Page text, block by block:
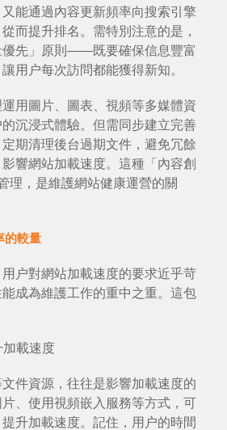
能通過內容更新頻率向搜索引擎
而提升排名。需特別注意的是，
優先」原則——既要確保信息豐富
用户每次訪問都能獲得新知。
用圖片、圖表、視頻等多媒體資
沉浸式體驗。但需同步建立完善
期清理後台過期文件，避免冗餘
響網站加載速度。這種「內容創
理，是維護網站健康運營的關
的較量
户對網站加載速度的要求近乎苛
成為維護工作的重中之重。這包
加載速度
件資源，往往是影響加載速度的
、使用視頻嵌入服務等方式，可
升加載速度。記住，用户的時間